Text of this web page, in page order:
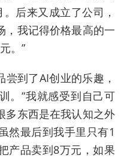
后来又成立了公司，
，我记得价格最高的一
。”
到了AI创业的乐趣，
。“我就感受到自己可
多东西是在我认知之外
然最后到我手里只有1
产品卖到8万元，如果